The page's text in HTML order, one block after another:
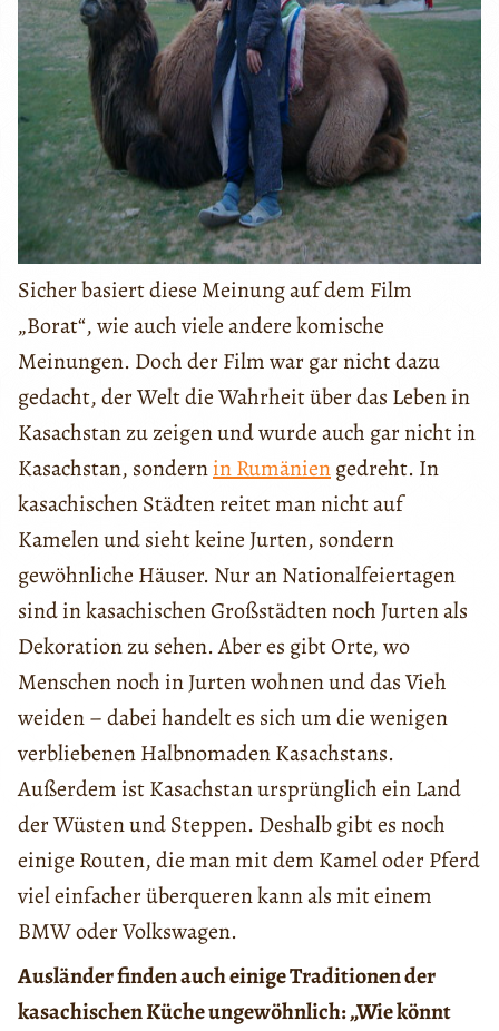
Sicher basiert diese Meinung auf dem Film
„Borat“, wie auch viele andere komische
Meinungen. Doch der Film war gar nicht dazu
gedacht, der Welt die Wahrheit über das Leben in
Kasachstan zu zeigen und wurde auch gar nicht in
Kasachstan, sondernin Rumäniengedreht. In
kasachischen Städten reitet man nicht auf
Kamelen und sieht keine Jurten, sondern
gewöhnliche Häuser. Nur an Nationalfeiertagen
sind in kasachischen Großstädten noch Jurten als
Dekoration zu sehen. Aber es gibt Orte, wo
Menschen noch in Jurten wohnen und das Vieh
weiden – dabei handelt es sich um die wenigen
verbliebenen Halbnomaden Kasachstans.
Außerdem ist Kasachstan ursprünglich ein Land
der Wüsten und Steppen. Deshalb gibt es noch
einige Routen, die man mit dem Kamel oder Pferd
viel einfacher überqueren kann als mit einem
BMW oder Volkswagen.
Ausländer finden auch einige Traditionen der
kasachischen Küche ungewöhnlich: „Wie könnt